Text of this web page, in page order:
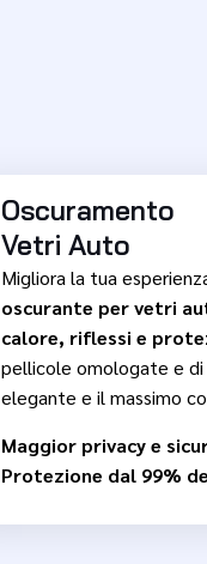
Oscuramento
Vetri Auto
Migliora la tua
oscurante per vetri
calore, riflessi e
pellicole omologate e
elegante e il massimo
Maggior privacy e
Protezione dal 99%